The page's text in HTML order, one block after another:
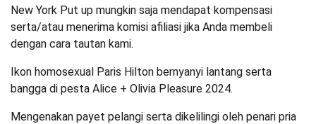
New York Put up mungkin saja mendapat kompensasi
serta/atau menerima komisi afiliasi jika Anda membeli
dengan cara tautan kami.
Ikon homosexual Paris Hilton bernyanyi lantang serta
bangga di pesta Alice + Olivia Pleasure 2024.
Mengenakan payet pelangi serta dikelilingi oleh penari pria